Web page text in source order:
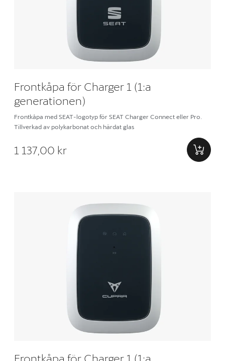
Frontkåpa för Charger 1 (1:a
generationen)
Frontkåpa med SEAT-logotyp för SEAT Charger Connect eller Pro.
Tillverkad av polykarbonat och härdat glas
1 137,00 kr
Frontkåpa för Charger 1 (1:a